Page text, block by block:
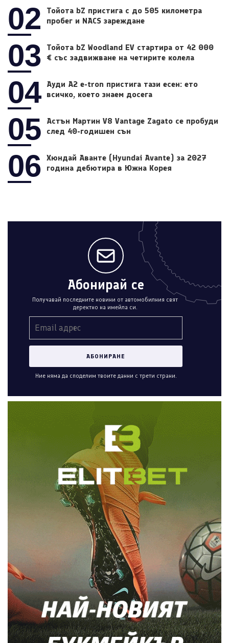
02
Тойота bZ пристига с до 505 километра
пробег и NACS зареждане
03
Тойота bZ Woodland EV стартира от 42 000
€ със задвижване на четирите колела
04 Ауди A2 e-tron пристига тази есен: ето
всичко, което знаем досега
05
Астън Мартин V8 Vantage Zagato се пробуди
след 40-годишен сън
06
Хюндай Аванте (Hyundai Avante) за 2027
година дебютира в Южна Корея
Абонирай се
Получавай последните новини от автомобилния свят
деректно на имейла си.
Ние няма да споделим твоите данни с трети страни.